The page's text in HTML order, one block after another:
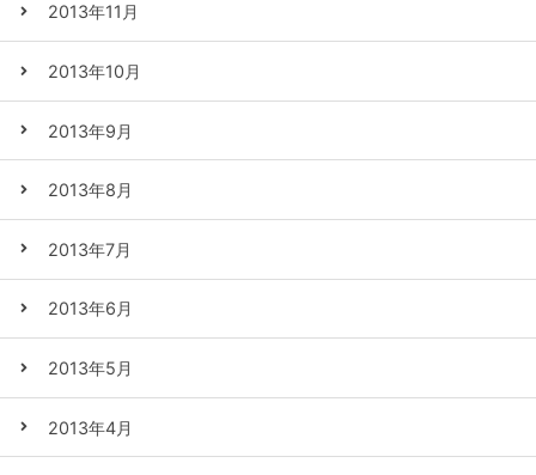
2013年11月
2013年10月
2013年9月
2013年8月
2013年7月
2013年6月
2013年5月
2013年4月